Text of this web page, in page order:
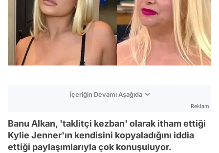
İçeriğin Devamı Aşağıda
Reklam
Banu Alkan, 'taklitçi kezban' olarak itham ettiği
Kylie Jenner'ın kendisini kopyaladığını iddia
ettiği paylaşımlarıyla çok konuşuluyor.